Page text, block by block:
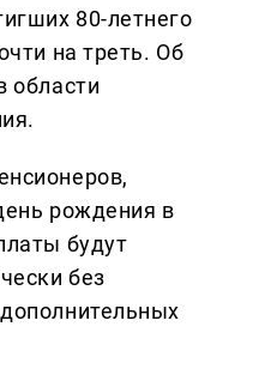
80-летнего
на треть. Об
области
рождения в
будут
без